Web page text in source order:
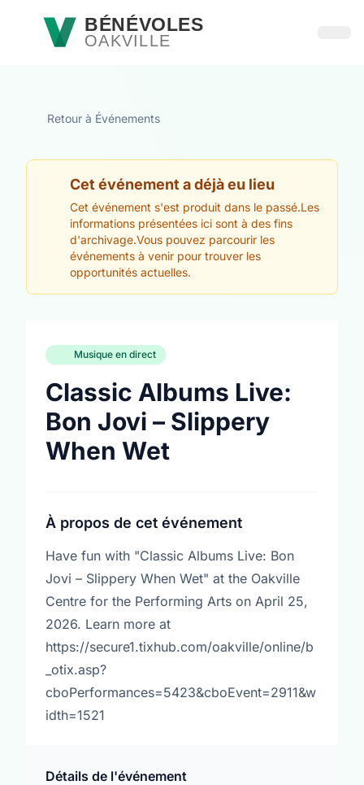
Passer au contenu principal
BÉNÉVOLES
OAKVILLE
Retour à Événements
Cet événement a déjà eu lieu
Cet événement s'est produit dans le passé.Les
informations présentées ici sont à des fins
d'archivage.Vous pouvez parcourir les
événements à venir pour trouver les
opportunités actuelles.
Musique en direct
Classic Albums Live:
Bon Jovi – Slippery
When Wet
À propos de cet événement
Have fun with "Classic Albums Live: Bon
Jovi – Slippery When Wet" at the Oakville
Centre for the Performing Arts on April 25,
2026. Learn more at
https://secure1.tixhub.com/oakville/online/b
_otix.asp?
cboPerformances=5423&cboEvent=2911&w
idth=1521
Détails de l'événement